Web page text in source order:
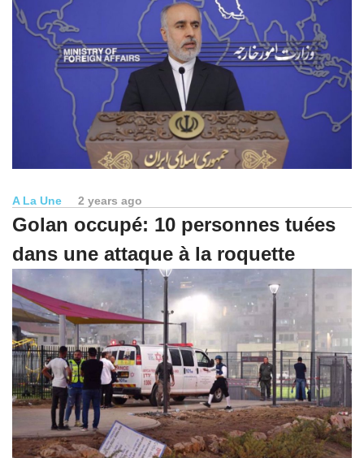
A La Une 2 years ago
Golan occupé: 10 personnes tuées
dans une attaque à la roquette